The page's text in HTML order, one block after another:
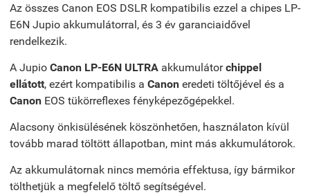
Az összes Canon EOS DSLR kompatibilis ezzel a chipes LP-
E6N Jupio akkumulátorral, és 3 év garanciaidővel
rendelkezik.
A Jupio Canon LP-E6N ULTRA akkumulátorchippel
ellátott, ezért kompatibilis a Canon eredeti töltőjével és a
Canon EOS tükörreflexes fényképezőgépekkel.
Alacsony önkisülésének köszönhetően, használaton kívül
tovább marad töltött állapotban, mint más akkumulátorok.
Az akkumulátornak nincs memória effektusa, így bármikor
tölthetjük a megfelelő töltő segítségével.